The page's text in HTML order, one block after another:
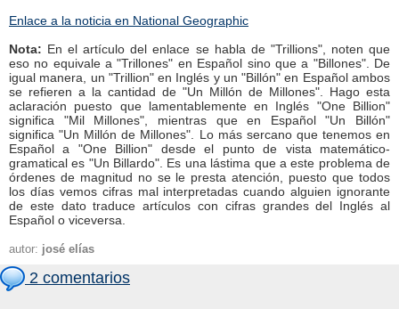
Enlace a la noticia en National Geographic
Nota: En el artículo del enlace se habla de "Trillions", noten que
eso no equivale a "Trillones" en Español sino que a "Billones". De
igual manera, un "Trillion" en Inglés y un "Billón" en Español ambos
se refieren a la cantidad de "Un Millón de Millones". Hago esta
aclaración puesto que lamentablemente en Inglés "One Billion"
significa "Mil Millones", mientras que en Español "Un Billón"
significa "Un Millón de Millones". Lo más sercano que tenemos en
Español a "One Billion" desde el punto de vista matemático-
gramatical es "Un Billardo". Es una lástima que a este problema de
órdenes de magnitud no se le presta atención, puesto que todos
los días vemos cifras mal interpretadas cuando alguien ignorante
de este dato traduce artículos con cifras grandes del Inglés al
Español o viceversa.
autor: josé elías
2 comentarios